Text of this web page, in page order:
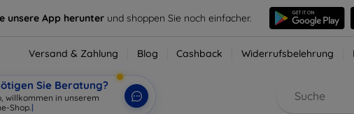
unsere App herunter und shoppen Sie noch einfacher.
Versand & Zahlung Blog Cashback Widerrufsbelehrung
Sie Beratung?
willkommen in unserem
Shop. |